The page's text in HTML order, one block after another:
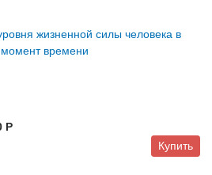
жизненной силы человека в
времени
P
Купить